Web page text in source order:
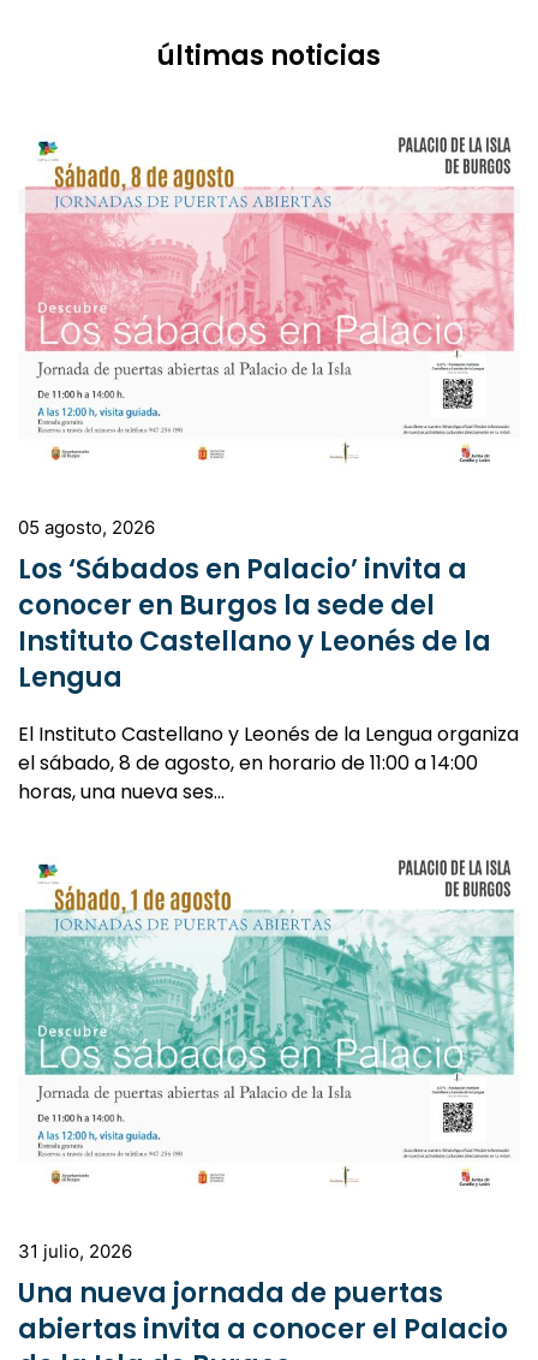
Los ‘Sábados en Palacio’ invita a
conocer en Burgos la sede del
Instituto Castellano y Leonés de la
Lengua
El Instituto Castellano y Leonés de la Lengua organiza
el sábado, 8 de agosto, en horario de 11:00 a 14:00
horas, una nueva ses…
Una nueva jornada de puertas
abiertas invita a conocer el Palacio
de la Isla de Burgos